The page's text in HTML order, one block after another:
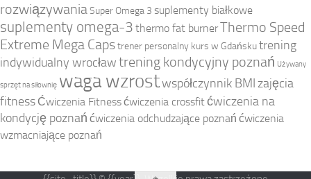
rozwiązywania Super Omega 3 suplementy białkowe
suplementy omega-3 thermo fat burnerThermo Speed
Extreme Mega Capstrener personalny kurs w Gdańskutrening
indywidualny wrocławtrening kondycyjny poznań Używany
sprzęt na siłownię waga wzrostwspółczynnik BMIzajęcia
fitness Ćwiczenia Fitnessćwiczenia crossfitćwiczenia na
kondycję poznań ćwiczenia odchudzające poznań ćwiczenia
wzmacniające poznań